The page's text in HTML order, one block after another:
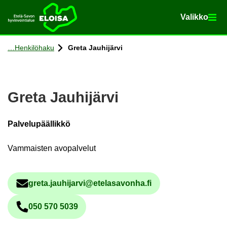
Etusi­vu Va­lik­ko
Va­lik­ko
Siir­ry si­säl­töön
Hen­ki­lö­ha­ku Greta Jau­hi­jär­vi
Greta Jau­hi­jär­vi
Palvelupäällikkö
Vammaisten avopalvelut
Säh­kö­pos­tio­soi­te
greta.jau­hi­jar­vi@ete­la­sa­von­ha.fi
Pu­he­lin­nu­me­ro
050 570 5039